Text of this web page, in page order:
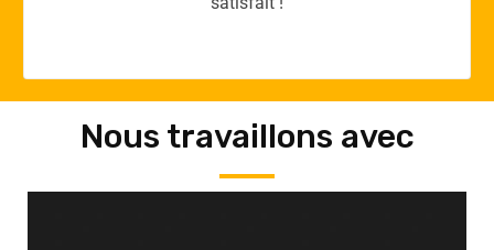
Nous travaillons avec